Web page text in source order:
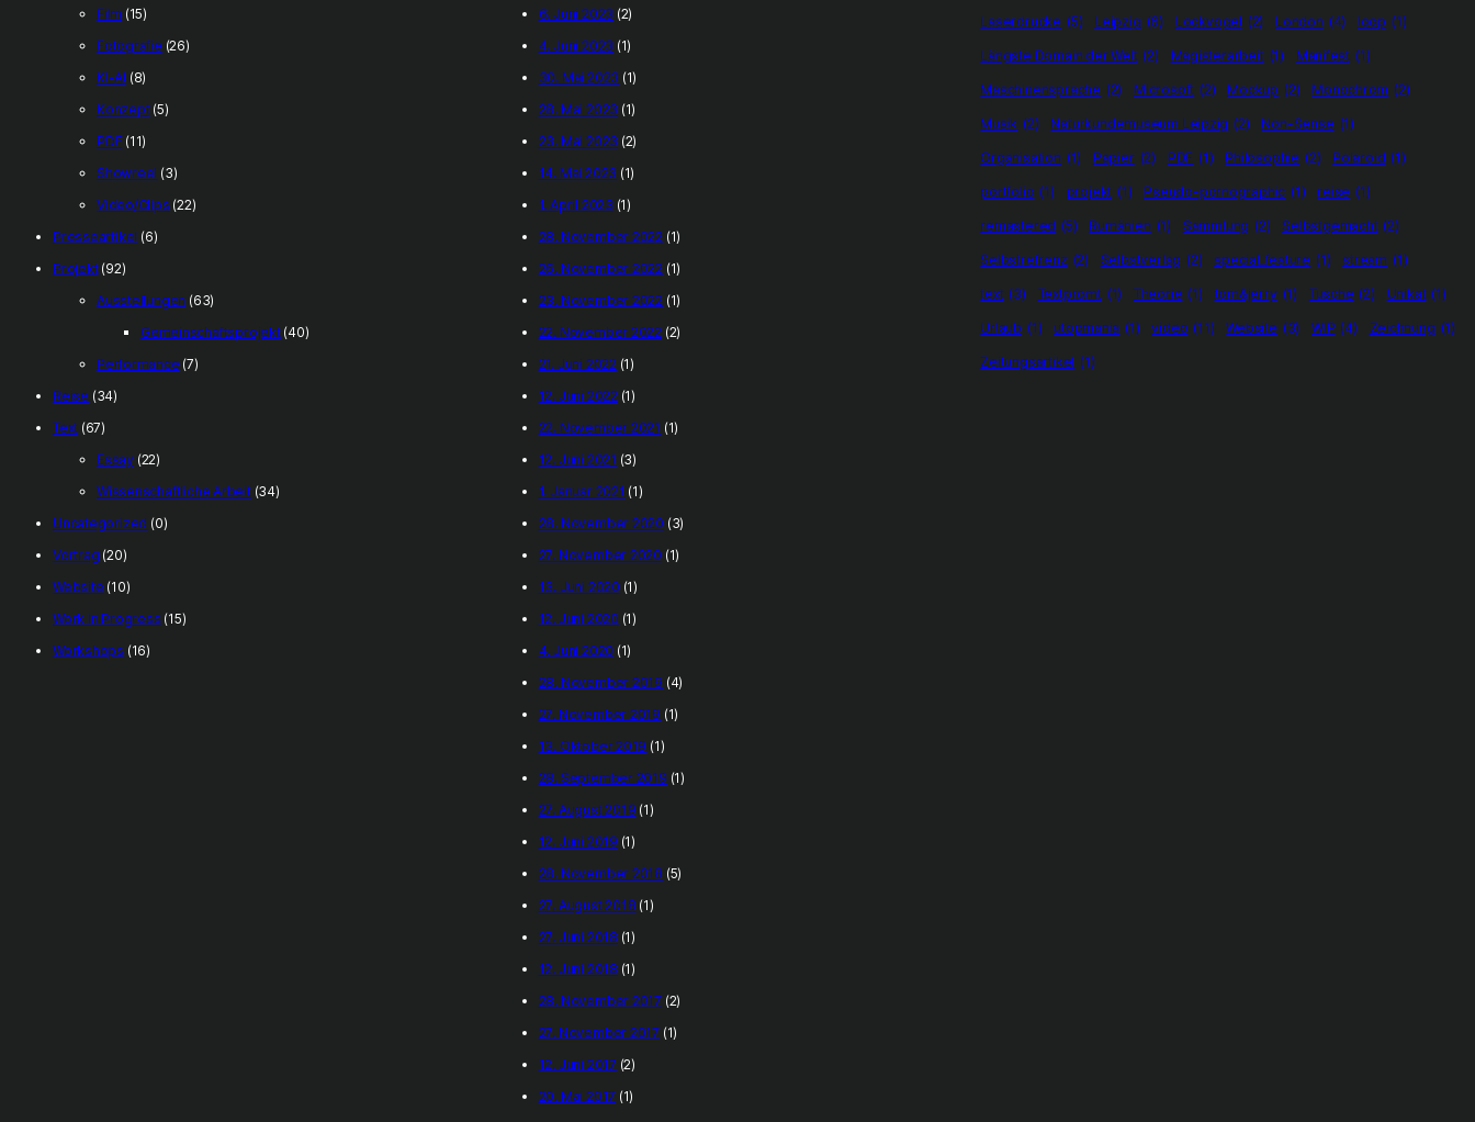
Film (15)
Fotografie (26)
KI-AI (8)
Konzept(5)
PDF(11)
Showreel (3)
Video/Clips (22)
Presseartikel (6)
Projekt(92)
Ausstellungen (63)
Gemeinschaftsprojekt(40)
Performance (7)
Reise (34)
Text (67)
Essay (22)
Wissenschaftliche Arbeit(34)
Uncategorized (0)
Vortrag (20)
Website (10)
Work In Progress (15)
Workshops (16)
6. Juni 2023 (2)
4. Juni 2023 (1)
30. Mai 2023 (1)
28. Mai 2023 (1)
23. Mai 2023 (2)
14. Mai 2023 (1)
1. April 2023 (1)
28. November 2022 (1)
26. November 2022 (1)
23. November 2022 (1)
22. November 2022 (2)
21. Juni 2022(1)
12. Juni 2022(1)
22. November 2021 (1)
12. Juni 2021 (3)
1. Januar 2021 (1)
28. November 2020 (3)
27. November 2020 (1)
13. Juni 2020 (1)
12. Juni 2020 (1)
4. Juni 2020 (1)
28. November 2019 (4)
27. November 2019 (1)
13. Oktober 2019 (1)
28. September 2019 (1)
27. August 2019 (1)
12. Juni 2019 (1)
28. November 2018 (5)
27. August 2018 (1)
27. Juni 2018 (1)
12. Juni 2018 (1)
28. November 2017 (2)
27. November 2017 (1)
12. Juni 2017 (2)
20. Mai 2017 (1)
Laserdrucke (5) Leipzig (6) Lockvogel (2) London (4) loop (1)
Längste Domain der Welt (2) Magisterarbeit (1) Manifest (1)
Maschinensprache (2) Microsoft (2) Mockup (2) Monochrom (2)
Musik (2) Naturkundemuseum Leipzig (2) Non-Sense (1)
Organisation (1) Papier (2) PDF (1) Philosophie (2) Polaroid (1)
portfolio (1) projekt (1) Pseudo-pornographic (1) reise (1)
remastered (5) Rumänien (1) Sammlung (2) Selbstgemacht (2)
Selbstrefrenz (2) Selbstverlag (2) special_feature (1) stream (1)
text (3) Textpromt (1) Theorie (1) tom&jerry (1) Tusche (2) Unikat (1)
Urlaub (1) utopmania (1) video (11) Website (3) WIP (4) Zeichnung (1)
Zeitungsartikel (1)